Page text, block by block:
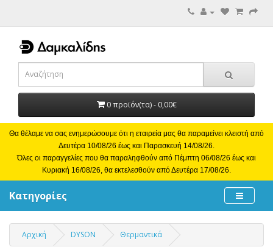
0 προϊόν(τα) - 0,00€
Θα θέλαμε να σας ενημερώσουμε ότι η εταιρεία μας θα παραμείνει κλειστή από
Δευτέρα 10/08/26 έως και Παρασκευή 14/08/26.
Όλες οι παραγγελίες που θα παραληφθούν από Πέμπτη 06/08/26 έως και
Κυριακή 16/08/26, θα εκτελεσθούν από Δευτέρα 17/08/26.
Κατηγορίες
Αρχική DYSON Θερμαντικά